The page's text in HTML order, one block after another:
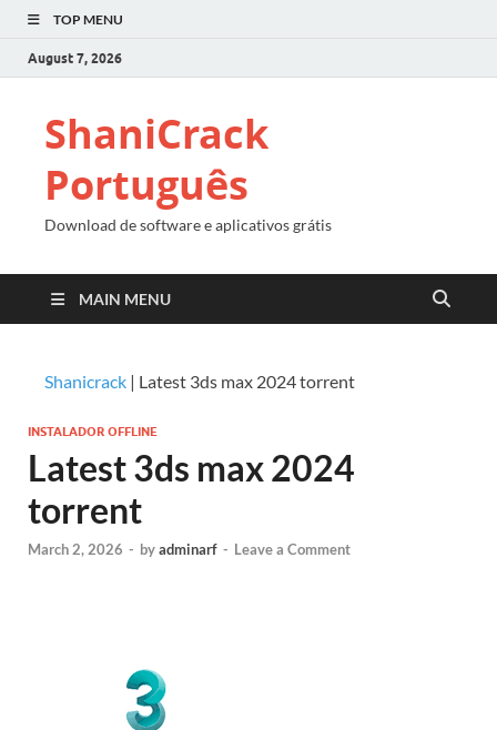
TOP MENU
August 7, 2026
ShaniCrack
Português
Download de software e aplicativos grátis
MAIN MENU
Shanicrack | Latest 3ds max 2024 torrent
INSTALADOR OFFLINE
Latest 3ds max 2024
torrent
March 2, 2026 - byadminarf - Leave a Comment